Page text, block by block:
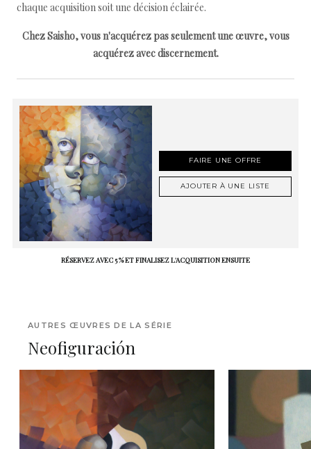
chaque acquisition soit une décision éclairée.
Chez Saisho, vous n'acquérez pas seulement une œuvre, vous
acquérez avec discernement.
FAIRE UNE OFFRE
AJOUTER À UNE LISTE
RÉSERVEZ AVEC 5 % ET FINALISEZ L'ACQUISITION ENSUITE
AUTRES ŒUVRES DE LA SÉRIE
Neofiguración